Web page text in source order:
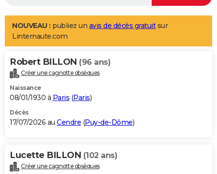
LIFESTYLE
Art de vivre
Bien-être
Loisirs
Mode
Modes de vie
Alimentation
Guide de la santé
Maladies
Médicaments
Sommeil
VOYAGE
Destinations
City break
Voyage nature
Voyage de noces
Forum
Climat
+PHOTO
GUIDES D'ACHAT
BONS PLANS
Carte de Noël
Carte Bonne année
Carte Saint-Valentin
Carte Pâques
Carte d'anniversaire
DICTIONNAIRE
NOUVEAU : publiez un avis de décès gratuitsur
Linternaute.com
Robert BILLON (96 ans)
Créer une cagnotte obsèques
Naissance
08/01/1930 à Paris (Paris)
Décès
17/07/2026 au Cendre (Puy-de-Dôme)
Lucette BILLON (102 ans)
Créer une cagnotte obsèques